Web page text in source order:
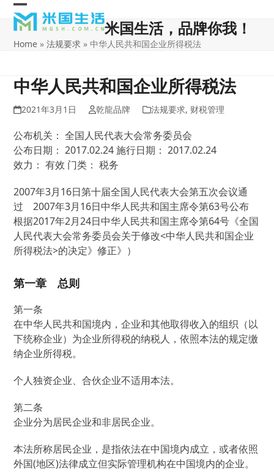
Skip
content
Open
mobile
Close
mobile
米国生活，品牌你我！
Home »法规要求 »中华人民共和国企业所得税法
中华人民共和国企业所得税法
2021年3月1日 乾龍品牌 法规要求, 财税管理
公布机关： 全国人民代表大会常务委员会
公布日期： 2017.02.24 施行日期： 2017.02.24
效力： 有效 门类： 税务
2007年3月16日第十届全国人民代表大会第五次会议通
过 2007年3月16日中华人民共和国主席令第63号公布
根据2017年2月24日中华人民共和国主席令第64号《全国
人民代表大会常务委员会关于修改<中华人民共和国企业
所得税法>的决定》修正》）
第一章 总则
第一条
在中华人民共和国境内，企业和其他取得收入的组织（以
下统称企业）为企业所得税的纳税人，依照本法的规定缴
纳企业所得税。
个人独资企业、合伙企业不适用本法。
第二条
企业分为居民企业和非居民企业。
本法所称居民企业，是指依法在中国境内成立，或者依照
外国(地区)法律成立但实际管理机构在中国境内的企业。